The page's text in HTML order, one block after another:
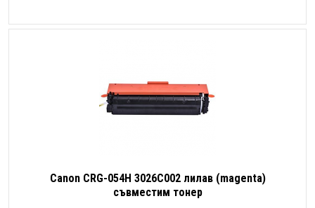
Canon CRG-054H 3026C002 лилав (magenta)
съвместим тонер